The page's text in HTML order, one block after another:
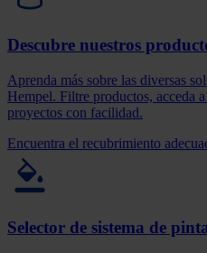
Descubre nuestros
Aprenda más sobre las diversas
Hempel. Filtre productos, acceda
proyectos con facilidad.
Encuentra el recubrimiento
Selector de sistema de